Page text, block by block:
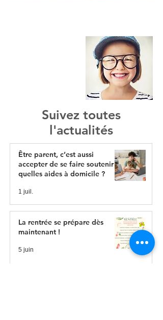
Suivez toutes
l'actualités
Être parent, c’est aussi
accepter de se faire soutenir :
quelles aides à domicile ?
1 juil.
La rentrée se prépare dès
maintenant !
5 juin